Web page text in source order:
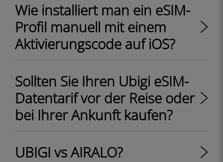
Wie installiert man ein eSIM-
Profil manuell mit einem
Aktivierungscode auf iOS?
Sollten Sie Ihren Ubigi eSIM-
Datentarif vor der Reise oder
bei Ihrer Ankunft kaufen?
UBIGI vs AIRALO?